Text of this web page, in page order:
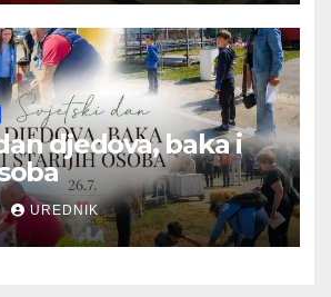
djedova, baka i
UREDNIK